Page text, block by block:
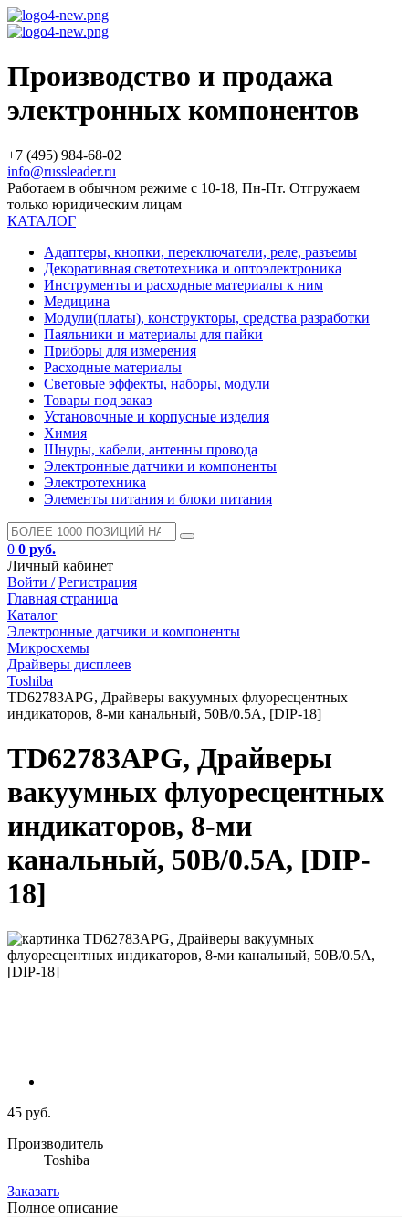
Производство и продажа
электронных компонентов
+7 (495) 984-68-02
info@russleader.ru
Работаем в обычном режиме с 10-18, Пн-Пт. Отгружаем
только юридическим лицам
КАТАЛОГ
Адаптеры, кнопки, переключатели, реле, разъемы
Декоративная светотехника и оптоэлектроника
Инструменты и расходные материалы к ним
Медицина
Модули(платы), конструкторы, средства разработки
Паяльники и материалы для пайки
Приборы для измерения
Расходные материалы
Световые эффекты, наборы, модули
Товары под заказ
Установочные и корпусные изделия
Химия
Шнуры, кабели, антенны провода
Электронные датчики и компоненты
Электротехника
Элементы питания и блоки питания
0 0 руб.
Личный кабинет
Войти / Регистрация
Главная страница
Каталог
Электронные датчики и компоненты
Микросхемы
Драйверы дисплеев
Toshiba
TD62783APG, Драйверы вакуумных флуоресцентных
индикаторов, 8-ми канальный, 50В/0.5А, [DIP-18]
TD62783APG, Драйверы
вакуумных флуоресцентных
индикаторов, 8-ми
канальный, 50В/0.5А, [DIP-
18]
45 руб.
Производитель
Toshiba
Заказать
Полное описание